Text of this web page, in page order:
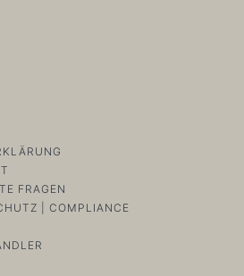
FRAGEN
| COMPLIANCE